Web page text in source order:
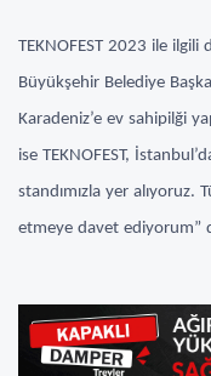
TEKNOFEST 2023 ile
Büyükşehir Belediye
Karadeniz’e ev sahipilği
ise TEKNOFEST,
standımızla yer alıyoruz.
etmeye davet ediyorum”